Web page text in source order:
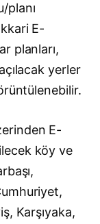
planı
E-
planları,
yerler
E-
köy ve
Karşıyaka,